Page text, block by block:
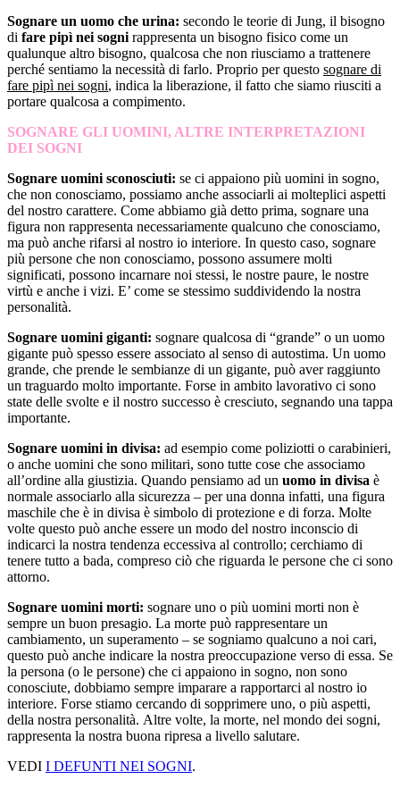
Sognare un uomo che urina: secondo le teorie di Jung, il bisogno
di fare pipì nei sogni rappresenta un bisogno fisico come un
qualunque altro bisogno, qualcosa che non riusciamo a trattenere
perché sentiamo la necessità di farlo. Proprio per questo sognare di
fare pipì nei sogni, indica la liberazione, il fatto che siamo riusciti a
portare qualcosa a compimento.
SOGNARE GLI UOMINI, ALTRE INTERPRETAZIONI
DEI SOGNI
Sognare uomini sconosciuti: se ci appaiono più uomini in sogno,
che non conosciamo, possiamo anche associarli ai molteplici aspetti
del nostro carattere. Come abbiamo già detto prima, sognare una
figura non rappresenta necessariamente qualcuno che conosciamo,
ma può anche rifarsi al nostro io interiore. In questo caso, sognare
più persone che non conosciamo, possono assumere molti
significati, possono incarnare noi stessi, le nostre paure, le nostre
virtù e anche i vizi. E’ come se stessimo suddividendo la nostra
personalità.
Sognare uomini giganti: sognare qualcosa di “grande” o un uomo
gigante può spesso essere associato al senso di autostima. Un uomo
grande, che prende le sembianze di un gigante, può aver raggiunto
un traguardo molto importante. Forse in ambito lavorativo ci sono
state delle svolte e il nostro successo è cresciuto, segnando una tappa
importante.
Sognare uomini in divisa: ad esempio come poliziotti o carabinieri,
o anche uomini che sono militari, sono tutte cose che associamo
all’ordine alla giustizia. Quando pensiamo ad un uomo in divisa è
normale associarlo alla sicurezza – per una donna infatti, una figura
maschile che è in divisa è simbolo di protezione e di forza. Molte
volte questo può anche essere un modo del nostro inconscio di
indicarci la nostra tendenza eccessiva al controllo; cerchiamo di
tenere tutto a bada, compreso ciò che riguarda le persone che ci sono
attorno.
Sognare uomini morti: sognare uno o più uomini morti non è
sempre un buon presagio. La morte può rappresentare un
cambiamento, un superamento – se sogniamo qualcuno a noi cari,
questo può anche indicare la nostra preoccupazione verso di essa. Se
la persona (o le persone) che ci appaiono in sogno, non sono
conosciute, dobbiamo sempre imparare a rapportarci al nostro io
interiore. Forse stiamo cercando di sopprimere uno, o più aspetti,
della nostra personalità. Altre volte, la morte, nel mondo dei sogni,
rappresenta la nostra buona ripresa a livello salutare.
VEDI I DEFUNTI NEI SOGNI.